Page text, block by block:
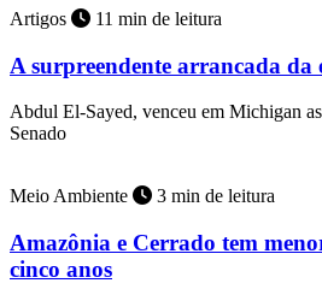
Artigos 11 min de leitura
A surpreendente arrancada da
Abdul El-Sayed, venceu em Michigan
Senado
Meio Ambiente 3 min de leitura
Amazônia e Cerrado tem
cinco anos